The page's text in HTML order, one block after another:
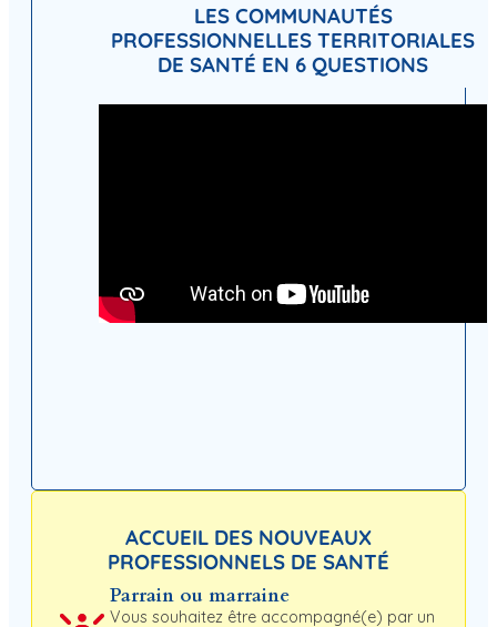
LES COMMUNAUTÉS
PROFESSIONNELLES TERRITORIALES
DE SANTÉ EN 6 QUESTIONS
ACCUEIL DES NOUVEAUX
PROFESSIONNELS DE SANTÉ
Parrain ou marraine
Vous souhaitez être accompagné(e) par un